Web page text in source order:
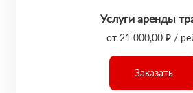
Услуги аренды
от 21 000,00 ₽ /
Заказать